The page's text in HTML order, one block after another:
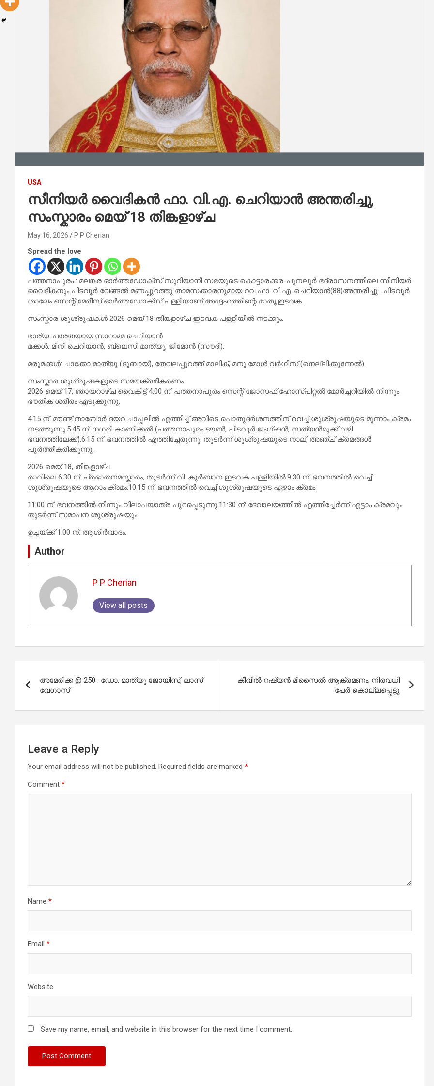
USA
സീനിയർ വൈദികൻ ഫാ. വി.എ. ചെറിയാൻ അന്തരിച്ചു,
സംസ്കാരം മെയ് 18 തിങ്കളാഴ്ച
May 16, 2026 P P Cherian
Spread the love
പത്തനാപുരം : മലങ്കര ഓർത്തഡോക്സ് സുറിയാനി സഭയുടെ കൊട്ടാരക്കര-പുനലൂർ ഭദ്രാസനത്തിലെ സീനിയർ
വൈദികനും പിടവൂർ വേങ്ങൽ മണപ്പുറത്തു താമസക്കാരനുമായ റവ ഫാ. വി.എ. ചെറിയാൻ(88)അന്തരിച്ചു . പിടവൂർ
ശാലേം സെന്റ് മേരീസ് ഓർത്തഡോക്സ് പള്ളിയാണ് അദ്ദേഹത്തിന്റെ മാതൃഇടവക.
സംസ്കാര ശുശ്രൂഷകൾ 2026 മെയ് 18 തിങ്കളാഴ്ച ഇടവക പള്ളിയിൽ നടക്കും.
ഭാര്യ :പരേതയായ സാറാമ്മ ചെറിയാൻ
മക്കൾ: മിനി ചെറിയാൻ, ബ്ലെസി മാത്യു, ജിമോൻ (സൗദി).
മരുമക്കൾ: ചാക്കോ മാത്യു (ദുബായ്), തേവലപ്പുറത്ത് മാലിക്, മനു മോൾ വർഗീസ് (നെല്ലിക്കുന്നേൽ).
സംസ്കാര ശുശ്രൂഷകളുടെ സമയക്രമീകരണം
2026 മെയ് 17, ഞായറാഴ്ച വൈകിട്ട് 4:00 ന്: പത്തനാപുരം സെന്റ് ജോസഫ് ഹോസ്പിറ്റൽ മോർച്ചറിയിൽ നിന്നും
ഭൗതിക ശരീരം എടുക്കുന്നു.
4:15 ന്: മൗണ്ട് താബോർ ദയറ ചാപ്പലിൽ എത്തിച്ച് അവിടെ പൊതുദർശനത്തിന് വെച്ച് ശുശ്രൂഷയുടെ മൂന്നാം ക്രമം
നടത്തുന്നു.5:45 ന്: നഗരി കാണിക്കൽ (പത്തനാപുരം ടൗൺ, പിടവൂർ ജംഗ്ഷൻ, സത്യൻമുക്ക് വഴി
ഭവനത്തിലേക്ക്).6:15 ന്: ഭവനത്തിൽ എത്തിച്ചേരുന്നു. തുടർന്ന് ശുശ്രൂഷയുടെ നാല്, അഞ്ച് ക്രമങ്ങൾ
പൂർത്തീകരിക്കുന്നു.
2026 മെയ് 18, തിങ്കളാഴ്ച
രാവിലെ 6:30 ന്: പ്രഭാതനമസ്കാരം, തുടർന്ന് വി. കുർബാന ഇടവക പള്ളിയിൽ.9:30 ന്: ഭവനത്തിൽ വെച്ച്
ശുശ്രൂഷയുടെ ആറാം ക്രമം.10:15 ന്: ഭവനത്തിൽ വെച്ച് ശുശ്രൂഷയുടെ ഏഴാം ക്രമം.
11:00 ന്: ഭവനത്തിൽ നിന്നും വിലാപയാത്ര പുറപ്പെടുന്നു.11:30 ന്: ദേവാലയത്തിൽ എത്തിച്ചേർന്ന് എട്ടാം ക്രമവും
തുടർന്ന് സമാപന ശുശ്രൂഷയും.
ഉച്ചയ്ക്ക് 1:00 ന്: ആശിർവാദം.
Author
P P Cherian
View all posts
navigation
അമേരിക്ക @ 250 : ഡോ. മാത്യു ജോയിസ്, ലാസ്
വേഗാസ്
കീവിൽ റഷ്യൻ മിസൈൽ ആക്രമണം; നിരവധി
പേർ കൊല്ലപ്പെട്ടു
Leave a Reply
Your email address will not be published. Required fields are marked *
Comment *
Name *
Email *
Website
Save my name, email, and website in this browser for the next time I comment.